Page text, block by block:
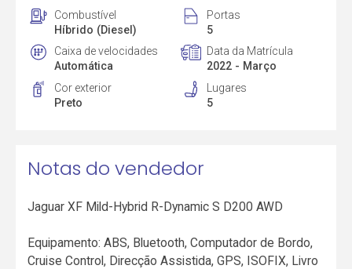
Combustível
Híbrido (Diesel)
Portas
5
Caixa de velocidades
Automática
Data da Matrícula
2022 - Março
Cor exterior
Preto
Lugares
5
Notas do vendedor
Jaguar XF Mild-Hybrid R-Dynamic S D200 AWD
Equipamento: ABS, Bluetooth, Computador de Bordo,
Cruise Control, Direcção Assistida, GPS, ISOFIX, Livro